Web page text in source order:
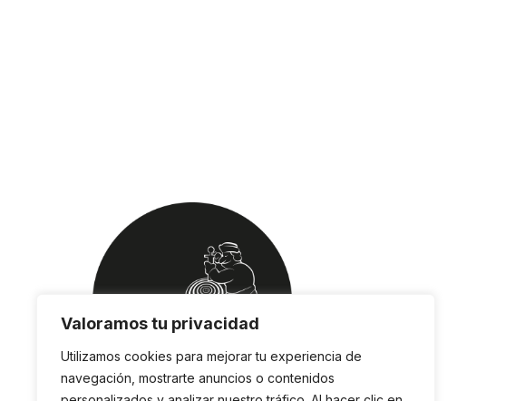
Valoramos tu privacidad
Utilizamos cookies para mejorar tu experiencia de
navegación, mostrarte anuncios o contenidos